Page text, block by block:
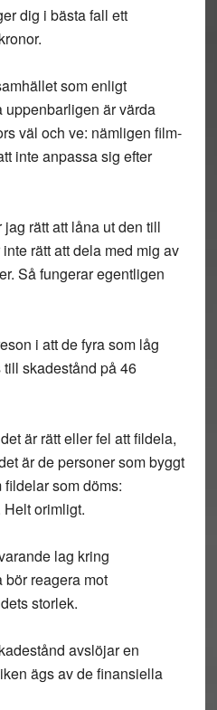
dig i bästa fall ett
som enligt
uppenbarligen är värda
väl och ve: nämligen film-
inte anpassa sig efter
rätt att låna ut den till
rätt att dela med mig av
Så fungerar egentligen
i att de fyra som låg
skadestånd på 46
är rätt eller fel att fildela,
är de personer som byggt
som döms:
orimligt.
lag kring
bör reagera mot
storlek.
avslöjar en
ägs av de finansiella